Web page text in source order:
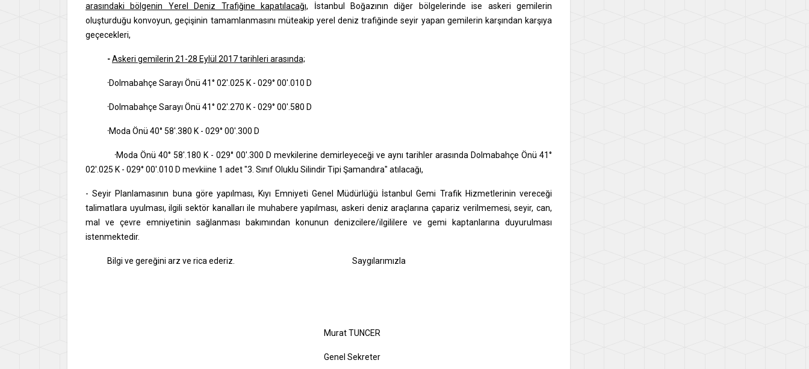
arasındaki bölgenin Yerel Deniz Trafiğine kapatılacağı, İstanbul Boğazının diğer bölgelerinde ise askeri gemilerin
oluşturduğu konvoyun, geçişinin tamamlanmasını müteakip yerel deniz trafiğinde seyir yapan gemilerin karşından karşıya
geçecekleri,
-Askeri gemilerin 21-28 Eylül 2017 tarihleri arasında;
·Dolmabahçe Sarayı Önü 41° 02'.025 K - 029° 00'.010 D
·Dolmabahçe Sarayı Önü 41° 02'.270 K - 029° 00'.580 D
·Moda Önü 40° 58'.380 K - 029° 00'.300 D
·Moda Önü 40° 58'.180 K - 029° 00'.300 D mevkilerine demirleyeceği ve aynı tarihler arasında Dolmabahçe Önü 41°
02'.025 K - 029° 00'.010 D mevkiine 1 adet "3. Sınıf Oluklu Silindir Tipi Şamandıra" atılacağı,
- Seyir Planlamasının buna göre yapılması, Kıyı Emniyeti Genel Müdürlüğü İstanbul Gemi Trafik Hizmetlerinin vereceği
talimatlara uyulması, ilgili sektör kanalları ile muhabere yapılması, askeri deniz araçlarına çapariz verilmemesi, seyir, can,
mal ve çevre emniyetinin sağlanması bakımından konunun denizcilere/ilgililere ve gemi kaptanlarına duyurulması
istenmektedir.
Bilgi ve gereğini arz ve rica ederiz. Saygılarımızla
Murat TUNCER
Genel Sekreter